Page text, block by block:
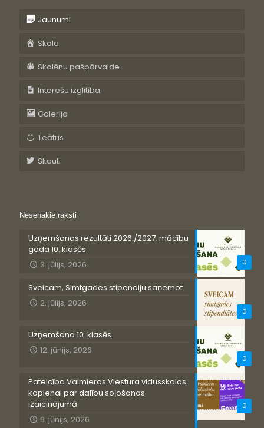
Jaunumi
Skola
Skolēnu pašpārvalde
Interešu izglītība
Galerija
Teātris
Skauti
Nesenākie raksti
0
Uzņemšanas rezultāti 2026./2027. mācību
gada 10. klasēs
3. jūlijs, 2026
0
Sveicam, Simtgades stipendiju saņemot
2. jūlijs, 2026
0
Uzņemšana 10. klasēs
12. jūnijs, 2026
0
Pateicība Valmieras Viestura vidusskolas
kopienai par dalību soļošanas
izaicinājumā
9. jūnijs, 2026